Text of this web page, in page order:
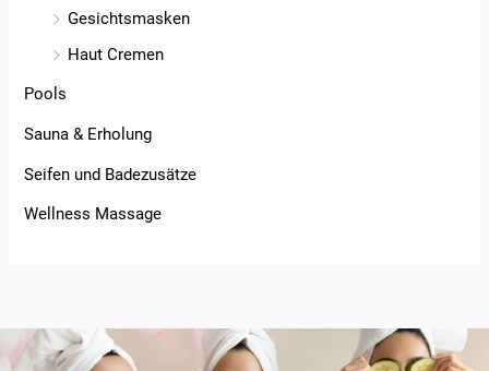
Gesichtsmasken
Haut Cremen
Pools
Sauna & Erholung
Seifen und Badezusätze
Wellness Massage